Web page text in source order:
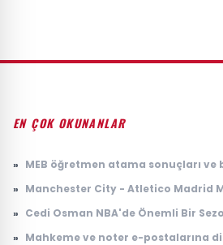
EN ÇOK OKUNANLAR
» MEB öğretmen atama sonuçları ve
» Manchester City - Atletico Madrid
» Cedi Osman NBA'de Önemli Bir
» Mahkeme ve noter e-postalarına